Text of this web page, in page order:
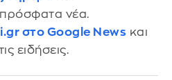
πρόσφατα νέα.
στο Google News και
ειδήσεις.